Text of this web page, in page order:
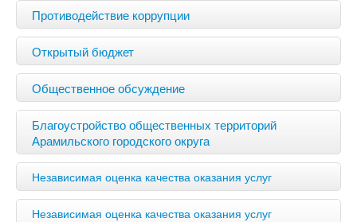
Противодействие коррупции
Открытый бюджет
Общественное обсуждение
Благоустройство общественных территорий
Арамильского городского округа
Независимая оценка качества оказания услуг
Независимая оценка качества оказания услуг